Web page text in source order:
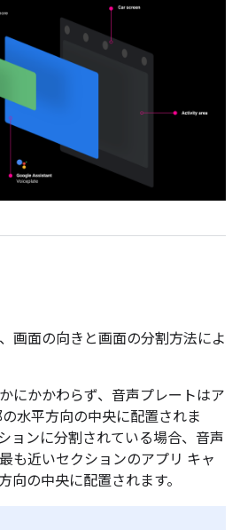
画面の向きと画面の分割方法によ
にかかわらず、音声プレートはア
水平方向の中央に配置されま
ョンに分割されている場合、音声
も近いセクションのアプリ キャ
向の中央に配置されます。